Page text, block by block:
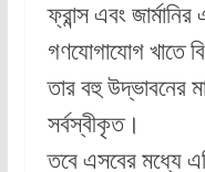
ফ্রান্স এবং
গণযোগাযোগ খাতে
তার বহু উদ্ভাবনের
সর্বস্বীকৃত।
তবে এসবের মধ্যে